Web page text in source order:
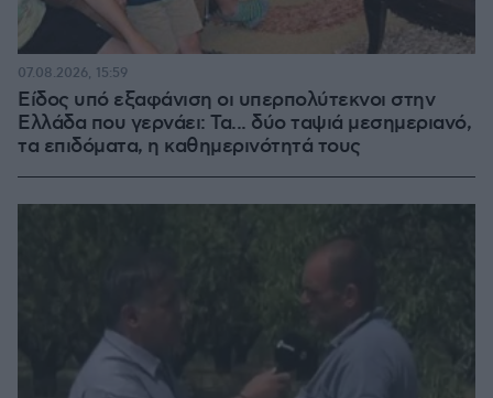
Είδος υπό εξαφάνιση οι υπερπολύτεκνοι στην
Ελλάδα που γερνάει: Τα... δύο ταψιά μεσημεριανό,
τα επιδόματα, η καθημερινότητά τους
07.08.2026, 15:59